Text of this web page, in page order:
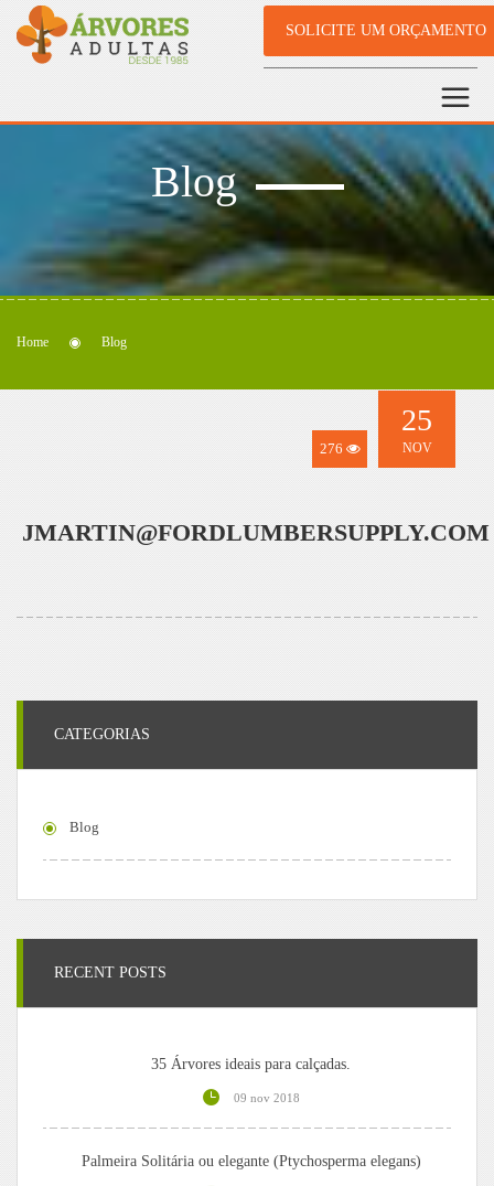
SOLICITE UM ORÇAMENTO
Blog
Home Blog
276
25
NOV
JMARTIN@FORDLUMBERSUPPLY.COM
CATEGORIAS
Blog
RECENT POSTS
35 Árvores ideais para calçadas.
09 nov 2018
Palmeira Solitária ou elegante (Ptychosperma elegans)